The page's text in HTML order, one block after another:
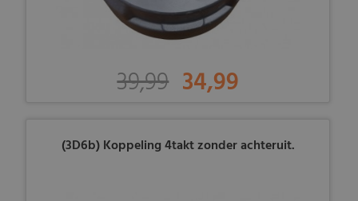
39,99 34,99
(3D6b) Koppeling 4takt zonder achteruit.